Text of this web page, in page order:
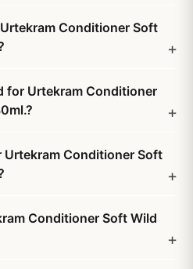
Conditioner Soft
for Urtekram Conditioner
Conditioner Soft
Conditioner Soft Wild